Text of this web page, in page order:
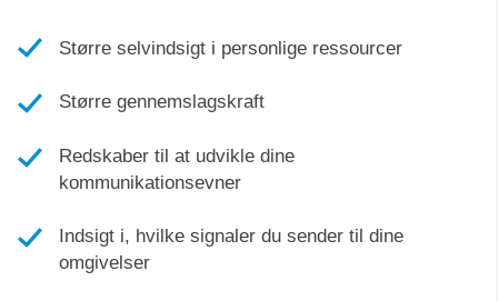
Større selvindsigt i personlige ressourcer
Større gennemslagskraft
Redskaber til at udvikle dine
kommunikationsevner
Indsigt i, hvilke signaler du sender til dine
omgivelser